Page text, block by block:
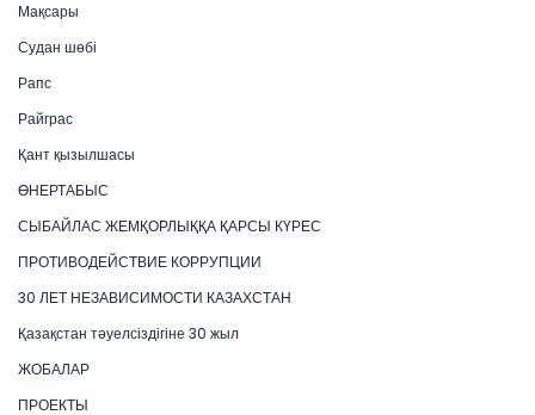
Мақсары
Судан шөбі
Рапс
Райграс
Қант қызылшасы
ӨНЕРТАБЫС
СЫБАЙЛАС ЖЕМҚОРЛЫҚҚА ҚАРСЫ КҮРЕС
ПРОТИВОДЕЙСТВИЕ КОРРУПЦИИ
30 ЛЕТ НЕЗАВИСИМОСТИ КАЗАХСТАН
Қазақстан тәуелсіздігіне 30 жыл
ЖОБАЛАР
ПРОЕКТЫ